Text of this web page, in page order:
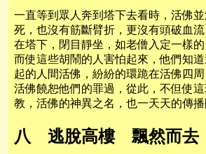
一直等到眾人奔到塔下去看時，活佛
死，也沒有筋斷臂折，更沒有頭破血
在塔下，閉目靜坐，如老僧入定一樣
而使這些胡鬧的人害怕起來，他們知
起的人間活佛，紛紛的環跪在活佛四
活佛饒恕他們的罪過，從此，不但使
教，活佛的神異之名，也一天天的傳播
八 逃脫高樓 飄然而去